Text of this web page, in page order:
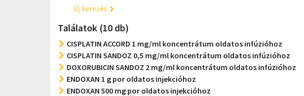
Új keresés
Találatok (10 db)
CISPLATIN ACCORD 1 mg/ml koncentrátum oldatos infúzióhoz
CISPLATIN SANDOZ 0,5 mg/ml koncentrátum oldatos infúzióhoz
DOXORUBICIN SANDOZ 2 mg/ml koncentrátum oldatos infúzióhoz
ENDOXAN 1 g por oldatos injekcióhoz
ENDOXAN 500 mg por oldatos injekcióhoz